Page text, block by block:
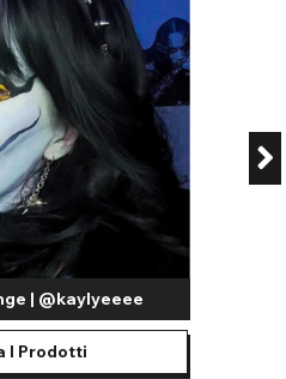
è il posto giusto per
cui scegliere, non c'è mai stato
a curiosare!
blocchi di colore: queste lenti
diversi. Dalle lenti rosso
shocking e viola, questa
cercando un look da cosplay.
del tuo personaggio
una delle nostre lenti a
allungata che conferisce un
lenti sono perfette per uno
| @kaylyeeee
I Prodotti